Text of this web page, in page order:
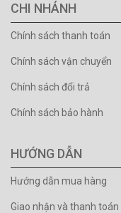
CHI NHÁNH
Chính sách thanh toán
Chính sách vận chuyển
Chính sách đổi trả
Chính sách bảo hành
HƯỚNG DẪN
Hướng dẫn mua hàng
Giao nhận và thanh toán